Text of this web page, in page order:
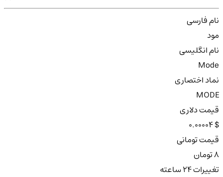
نام فارسی
مود
نام انگلیسی
Mode
نماد اختصاری
MODE
قیمت دلاری
0.00004 $
قیمت تومانی
8 تومان
تغییرات ۲۴ ساعته